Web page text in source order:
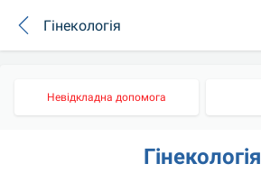
Гінекологія
Невідкладна допомога
Гінекологія